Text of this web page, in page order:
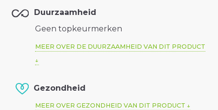
Duurzaamheid
Geen topkeurmerken
MEER OVER DE DUURZAAMHEID VAN DIT PRODUCT
Gezondheid
MEER OVER GEZONDHEID VAN DIT PRODUCT